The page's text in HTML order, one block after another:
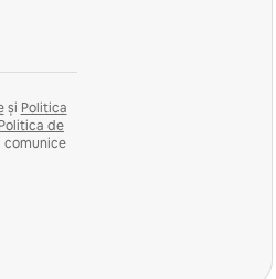
și Politica
Politica de